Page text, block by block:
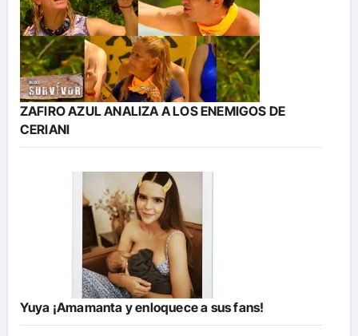
ZAFIRO AZUL ANALIZA A LOS ENEMIGOS DE
CERIANI
Yuya ¡Amamanta y enloquece a sus fans!